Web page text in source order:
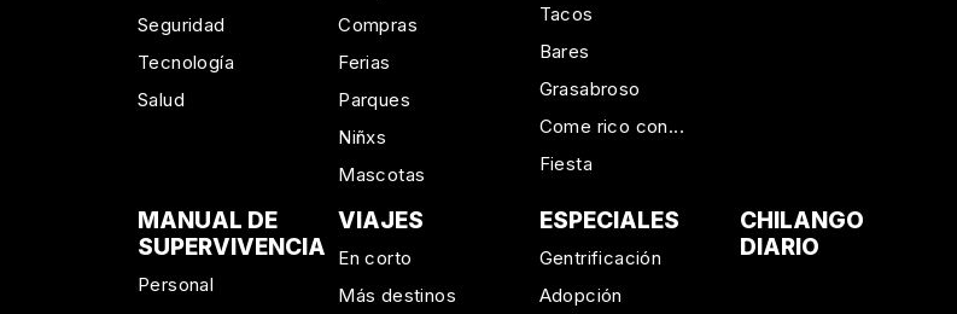
Seguridad
Tecnología
Salud
Compras
Ferias
Parques
Niñxs
Mascotas
Tacos
Bares
Grasabroso
Come rico con...
Fiesta
MANUAL DE
SUPERVIVENCIA
Personal
VIAJES
En corto
Más destinos
ESPECIALES
Gentrificación
Adopción
CHILANGO
DIARIO